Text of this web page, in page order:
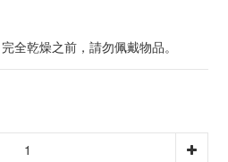
全乾燥之前，請勿佩戴物品。